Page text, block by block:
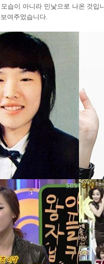
습이 아니라 민낯으로 나온 것
여주었습니다.